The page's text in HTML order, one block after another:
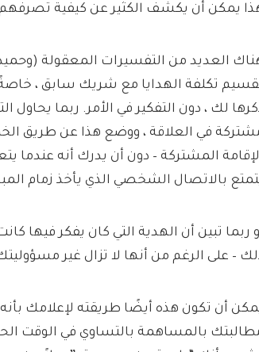
يمكن أن يكشف الكثير عن كيفية تصرفهم
العديد من التفسيرات المعقولة
تكلفة الهدايا مع شريك سابق ، خاصةً
لك ، دون التفكير في الأمر. ربما يحاول
في العلاقة ، ووضع هذا عن طريق
المشتركة – دون أن يدرك أنه عندما
بالاتصال الشخصي الذي يأخذ زمام
ربما تبين أن الهدية التي كان يفكر فيها
– على الرغم من أنها لا تزال غير
أن تكون هذه أيضًا طريقته لإعلامك
بالمساهمة بالتساوي في الوقت